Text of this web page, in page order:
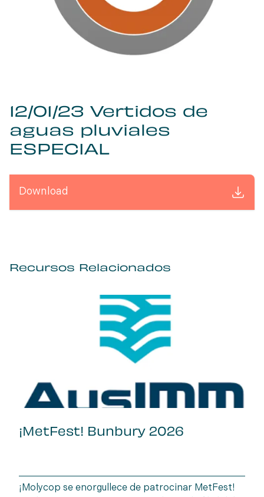
12/01/23 Vertidos de
aguas pluviales
ESPECIAL
Download
Recursos Relacionados
¡MetFest! Bunbury 2026
¡Molycop se enorgullece de patrocinar MetFest!